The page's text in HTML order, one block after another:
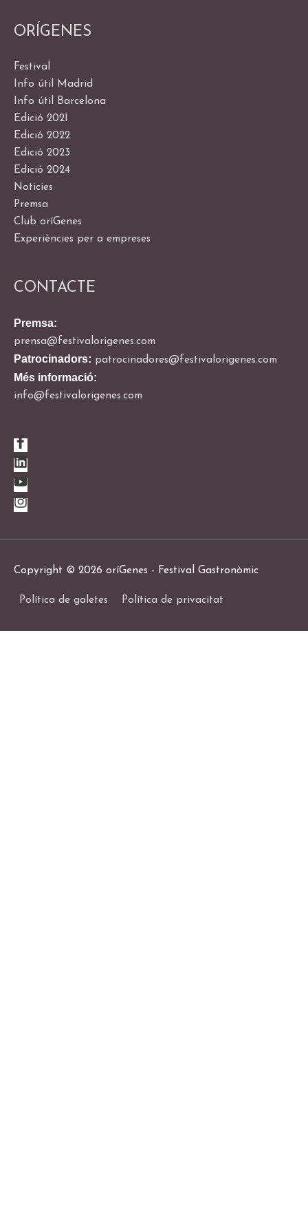
ORÍGENES
Festival
Info útil Madrid
Info útil Barcelona
Edició 2021
Edició 2022
Edició 2023
Edició 2024
Noticies
Premsa
Club oríGenes
Experiències per a empreses
CONTACTE
Premsa:
prensa@festivalorigenes.com
Patrocinadors: patrocinadores@festivalorigenes.com
Més informació:
info@festivalorigenes.com
Copyright © 2026 oríGenes - Festival Gastronòmic
Política de galetes Política de privacitat